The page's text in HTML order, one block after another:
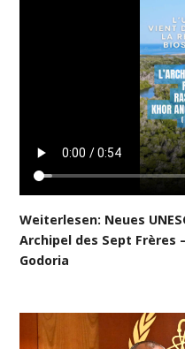
Weiterlesen: Neues
Archipel des Sept Frères
Godoria